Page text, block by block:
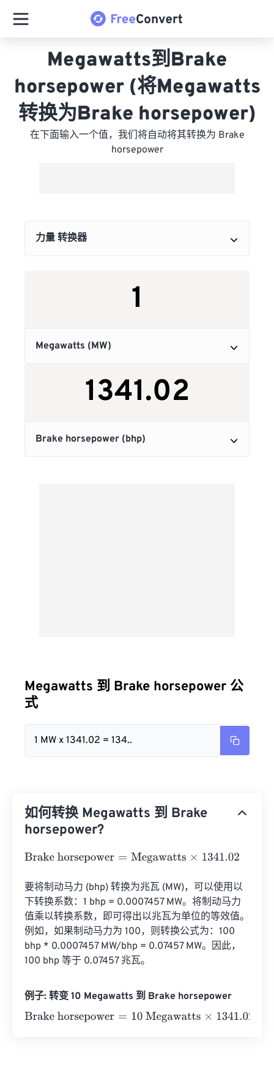
Megawatts到Brake
horsepower (将Megawatts
转换为Brake horsepower)
在下面输入一个值，我们将自动将其转换为 Brake
horsepower
Megawatts 到 Brake horsepower 公
式
1 MW x 1341.02 = 134..
如何转换 Megawatts 到 Brake
horsepower?
Brake horsepower=Megawatts×1341.02
要将制动马力 (bhp) 转换为兆瓦 (MW)，可以使用以
下转换系数：1 bhp = 0.0007457 MW。将制动马力
值乘以转换系数，即可得出以兆瓦为单位的等效值。
例如，如果制动马力为 100，则转换公式为：100
bhp * 0.0007457 MW/bhp = 0.07457 MW。因此，
100 bhp 等于 0.07457 兆瓦。
例子: 转变 10 Megawatts 到 Brake horsepower
Brake horsepower=10 Megawatts×1341.02 =13410.2